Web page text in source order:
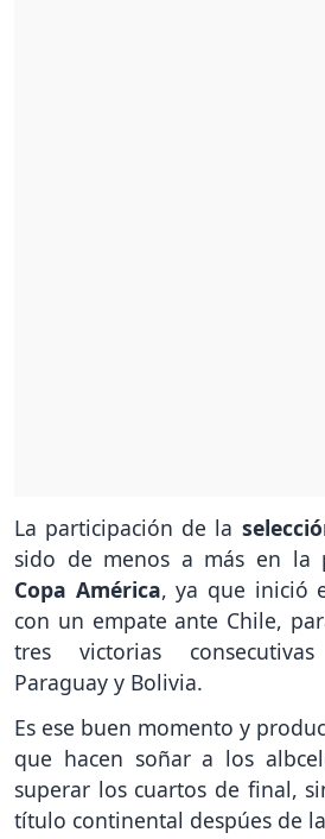
La participación de la
sido de menos a más en la
Copa América, ya que inició
con un empate ante Chile,
tres victorias
Paraguay y Bolivia.
Es ese buen momento y
que hacen soñar a los
superar los cuartos de final,
título continental despúes de